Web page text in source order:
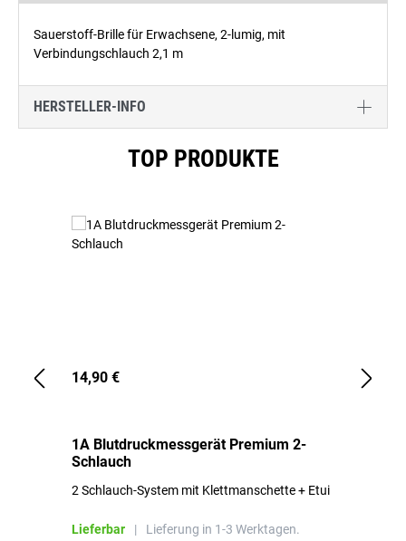
Sauerstoff-Brille für Erwachsene, 2-lumig, mit
Verbindungschlauch 2,1 m
HERSTELLER-INFO
TOP PRODUKTE
14,90 €
1A Blutdruckmessgerät Premium 2-
Schlauch
2 Schlauch-System mit Klettmanschette + Etui
Lieferbar | Lieferung in 1-3 Werktagen.